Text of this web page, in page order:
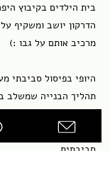
בית הילדים בקיבוץ
הדרקון יושב ומשקיף
מרכיב אותם על גבו :)
היופי בפיסול סביבתי
תהליך הבנייה שמשלב
צמיגים ופסולת
ישיבה אך חשוב מכך
סביבתית